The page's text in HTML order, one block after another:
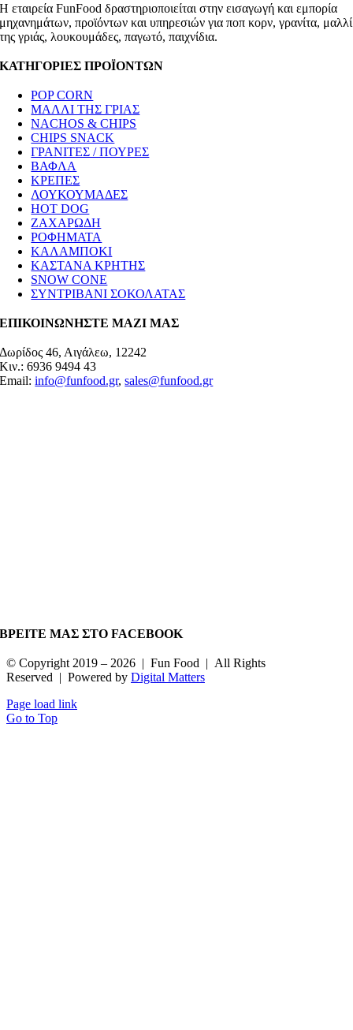
Η εταιρεία FunFood δραστηριοποιείται στην εισαγωγή και εμπορία
μηχανημάτων, προϊόντων και υπηρεσιών για ποπ κορν, γρανίτα, μαλλί
της γριάς, λουκουμάδες, παγωτό, παιχνίδια.
ΚΑΤΗΓΟΡΙΕΣ ΠΡΟΪΟΝΤΩΝ
POP CORN
ΜΑΛΛΙ ΤΗΣ ΓΡΙΑΣ
NACHOS & CHIPS
CHIPS SNACK
ΓΡΑΝΙΤΕΣ / ΠΟΥΡΕΣ
ΒΑΦΛΑ
ΚΡΕΠΕΣ
ΛΟΥΚΟΥΜΑΔΕΣ
HOT DOG
ΖΑΧΑΡΩΔΗ
ΡΟΦΗΜΑΤΑ
ΚΑΛΑΜΠΟΚΙ
ΚΑΣΤΑΝΑ ΚΡΗΤΗΣ
SNOW CONE
ΣΥΝΤΡΙΒΑΝΙ ΣΟΚΟΛΑΤΑΣ
ΕΠΙΚΟΙΝΩΝΗΣΤΕ ΜΑΖΙ ΜΑΣ
Δωρίδος 46, Αιγάλεω, 12242
Κιν.: 6936 9494 43
Email:info@funfood.gr,sales@funfood.gr
ΒΡΕΙΤΕ ΜΑΣ ΣΤΟ FACEBOOK
© Copyright 2019 – 2026 | Fun Food | All Rights
Reserved | Powered by Digital Matters
Page load link
Go to Top